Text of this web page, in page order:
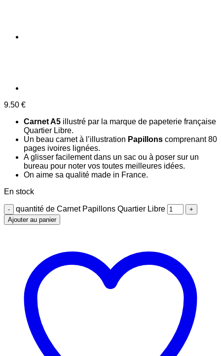
9.50 €
Carnet A5 illustré par la marque de papeterie française
Quartier Libre.
Un beau carnet à l’illustration Papillons comprenant 80
pages ivoires lignées.
A glisser facilement dans un sac ou à poser sur un
bureau pour noter vos toutes meilleures idées.
On aime sa qualité made in France.
En stock
quantité de Carnet Papillons Quartier Libre
Ajouter au panier